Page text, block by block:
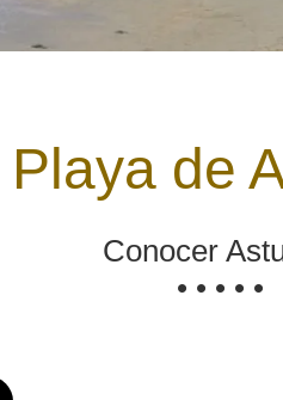
Playa de
Conocer
• • • • •